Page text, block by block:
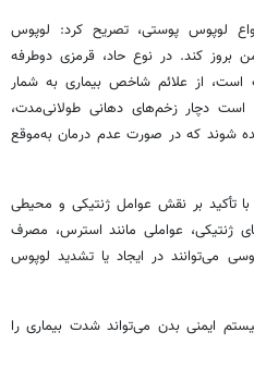
لوپوس پوستی، تصریح کرد: لوپوس
بروز کند. در نوع حاد، قرمزی دوطرفه
است، از علائم شاخص بیماری به شمار
دچار زخم‌های دهانی طولانی‌مدت،
شوند که در صورت عدم درمان به‌موقع
تأکید بر نقش عوامل ژنتیکی و محیطی
ژنتیکی، عواملی مانند استرس، مصرف
می‌توانند در ایجاد یا تشدید لوپوس
ایمنی بدن می‌تواند شدت بیماری را